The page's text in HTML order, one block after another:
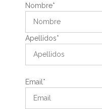
Nombre*
Apellidos*
Email*